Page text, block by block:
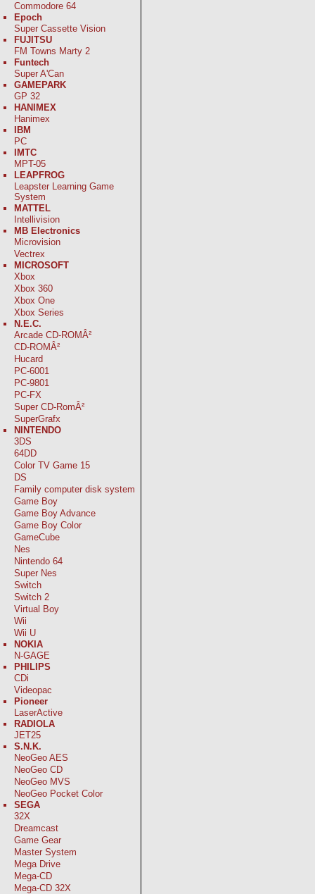
Commodore 64
Epoch
Super Cassette Vision
FUJITSU
FM Towns Marty 2
Funtech
Super A'Can
GAMEPARK
GP 32
HANIMEX
Hanimex
IBM
PC
IMTC
MPT-05
LEAPFROG
Leapster Learning Game
System
MATTEL
Intellivision
MB Electronics
Microvision
Vectrex
MICROSOFT
Xbox
Xbox 360
Xbox One
Xbox Series
N.E.C.
Arcade CD-ROMÂ²
CD-ROMÂ²
Hucard
PC-6001
PC-9801
PC-FX
Super CD-RomÂ²
SuperGrafx
NINTENDO
3DS
64DD
Color TV Game 15
DS
Family computer disk system
Game Boy
Game Boy Advance
Game Boy Color
GameCube
Nes
Nintendo 64
Super Nes
Switch
Switch 2
Virtual Boy
Wii
Wii U
NOKIA
N-GAGE
PHILIPS
CDi
Videopac
Pioneer
LaserActive
RADIOLA
JET25
S.N.K.
NeoGeo AES
NeoGeo CD
NeoGeo MVS
NeoGeo Pocket Color
SEGA
32X
Dreamcast
Game Gear
Master System
Mega Drive
Mega-CD
Mega-CD 32X